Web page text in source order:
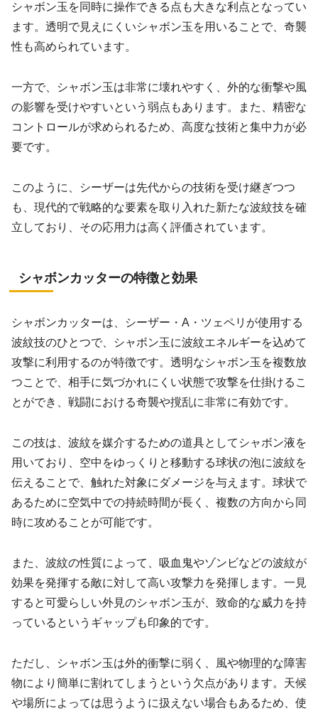
シャボン玉を同時に操作できる点も大きな利点となってい
ます。透明で見えにくいシャボン玉を用いることで、奇襲
性も高められています。
一方で、シャボン玉は非常に壊れやすく、外的な衝撃や風
の影響を受けやすいという弱点もあります。また、精密な
コントロールが求められるため、高度な技術と集中力が必
要です。
このように、シーザーは先代からの技術を受け継ぎつつ
も、現代的で戦略的な要素を取り入れた新たな波紋技を確
立しており、その応用力は高く評価されています。
シャボンカッターの特徴と効果
シャボンカッターは、シーザー・A・ツェペリが使用する
波紋技のひとつで、シャボン玉に波紋エネルギーを込めて
攻撃に利用するのが特徴です。透明なシャボン玉を複数放
つことで、相手に気づかれにくい状態で攻撃を仕掛けるこ
とができ、戦闘における奇襲や撹乱に非常に有効です。
この技は、波紋を媒介するための道具としてシャボン液を
用いており、空中をゆっくりと移動する球状の泡に波紋を
伝えることで、触れた対象にダメージを与えます。球状で
あるために空気中での持続時間が長く、複数の方向から同
時に攻めることが可能です。
また、波紋の性質によって、吸血鬼やゾンビなどの波紋が
効果を発揮する敵に対して高い攻撃力を発揮します。一見
すると可愛らしい外見のシャボン玉が、致命的な威力を持
っているというギャップも印象的です。
ただし、シャボン玉は外的衝撃に弱く、風や物理的な障害
物により簡単に割れてしまうという欠点があります。天候
や場所によっては思うように扱えない場合もあるため、使